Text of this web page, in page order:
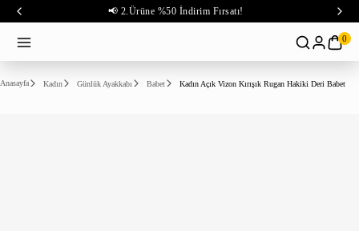
📢 2.Ürüne %50 İndirim Fırsatı!
0
Anasayfa Kadın Günlük Ayakkabı Babet Kadın Açık Vizon Kırışık Rugan Hakiki Deri Babet